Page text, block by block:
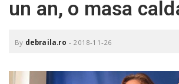
un an, o masa
By debraila.ro - 2018-11-26